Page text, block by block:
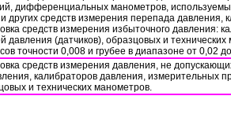
дифференциальных манометров,
других средств измерения перепада давления,
средств измерения избыточного давления:
давления (датчиков), образцовых и
точности 0,008 и грубее в диапазоне от 0,02
средств измерения давления, не
калибраторов давления, измерительных
и технических манометров.